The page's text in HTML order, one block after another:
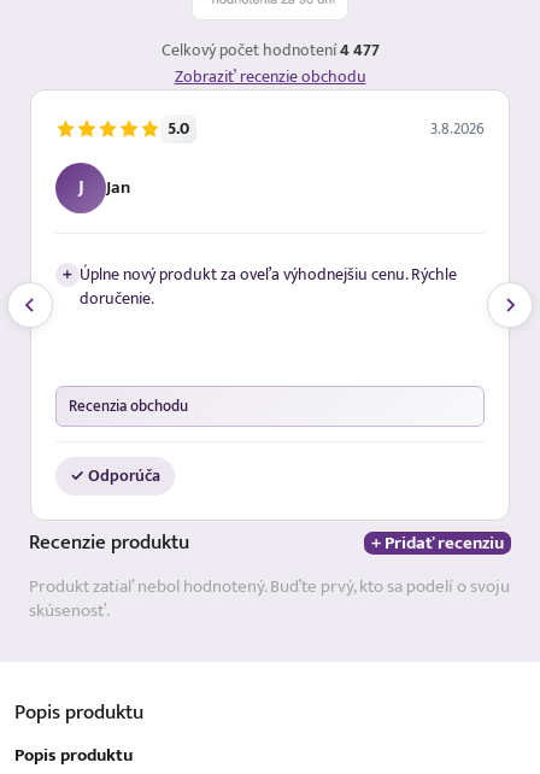
Celkový počet hodnotení4 477
Zobraziť recenzie obchodu
5.0 3.8.2026
J Jan
+ Úplne nový produkt za oveľa výhodnejšiu cenu. Rýchle
doručenie.
Recenzia obchodu
✓ Odporúča
Recenzie produktu
+ Pridať recenziu
Produkt zatiaľ nebol hodnotený. Buďte prvý, kto sa podelí o svoju
skúsenosť.
Popisproduktu
Popis produktu